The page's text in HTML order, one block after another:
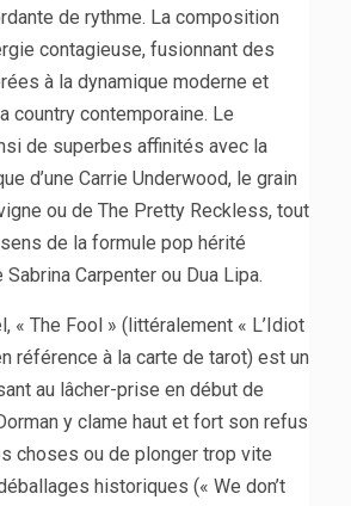
de rythme. La composition
contagieuse, fusionnant des
à la dynamique moderne et
country contemporaine. Le
de superbes affinités avec la
d’une Carrie Underwood, le grain
ou de The Pretty Reckless, tout
de la formule pop hérité
Carpenter ou Dua Lipa.
« The Fool » (littéralement « L’Idiot
référence à la carte de tarot) est un
au lâcher-prise en début de
y clame haut et fort son refus
choses ou de plonger trop vite
historiques (« We don’t